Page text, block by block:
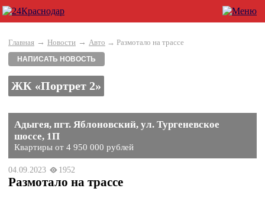
Главная → Новости → Авто → Размотало на трассе
НАПИСАТЬ НОВОСТЬ
ЖК «Портрет 2»
Адыгея, пгт. Яблоновский, ул. Тургеневское
шоссе, 1П
Квартиры от 4 950 000 рублей
04.09.2023 1952
Размотало на трассе